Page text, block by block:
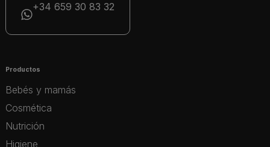
+34 659 30 83 32
Productos
Bebés y mamás
Cosmética
Nutrición
Higiene